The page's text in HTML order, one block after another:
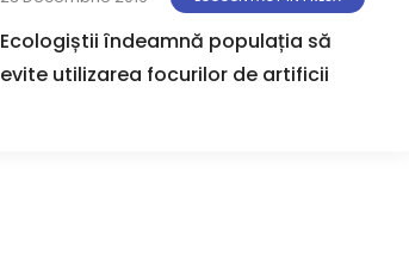
Ecologiștii îndeamnă populația să
evite utilizarea focurilor de artificii